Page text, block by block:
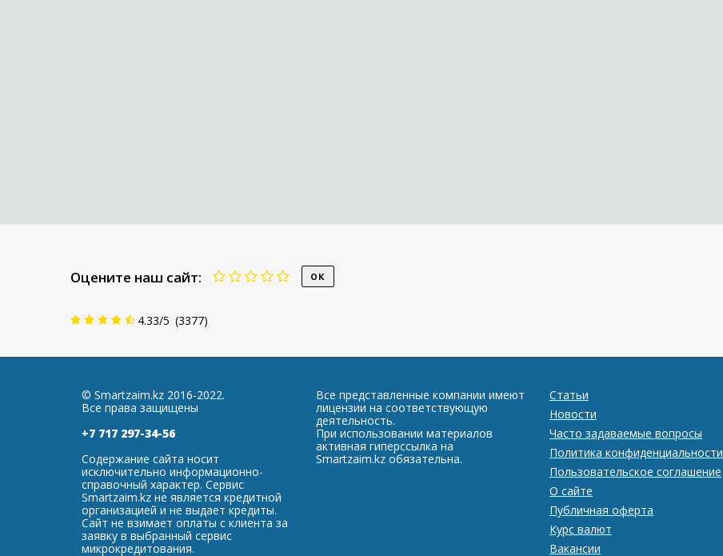
Оцените наш сайт:
4.33/5 (3377)
© Smartzaim.kz 2016-2022.
Все права защищены
+7 717 297-34-56
Содержание сайта носит
исключительно информационно-
справочный характер. Сервис
Smartzaim.kz не является кредитной
организацией и не выдает кредиты.
Сайт не взимает оплаты с клиента за
заявку в выбранный сервис
микрокредитования.
Все представленные компании имеют
лицензии на соответствующую
деятельность.
При использовании материалов
активная гиперссылка на
Smartzaim.kz обязательна.
Статьи
Новости
Часто задаваемые вопросы
Политика конфиденциальности
Пользовательское соглашение
О сайте
Публичная оферта
Курс валют
Вакансии